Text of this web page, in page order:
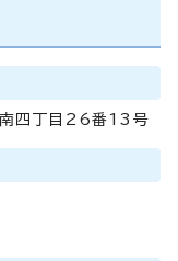
四丁目26番13号